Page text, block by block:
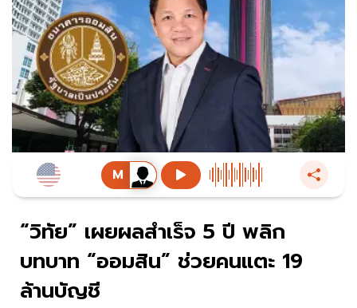
“วิทัย” เผยผลสำเร็จ 5 ปี พลิก
บทบาท “ออมสิน” ช่วยคนแตะ 19
ล้านบัญชี